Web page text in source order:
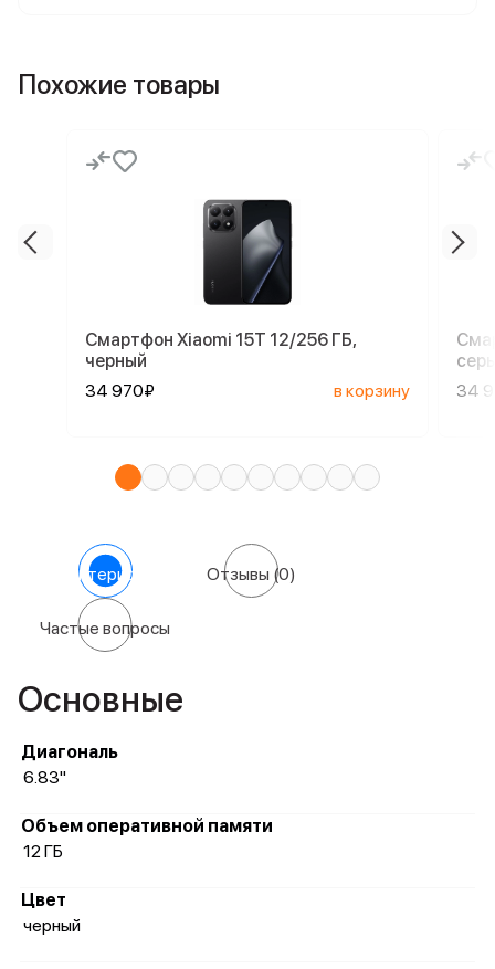
Похожие товары
Смартфон Xiaomi 15T 12/256 ГБ,
черный
34 970₽
в корзину
34
Характеристики Отзывы (0)
Частые вопросы
Основные
Диагональ
6.83"
Объем оперативной памяти
12 ГБ
Цвет
черный